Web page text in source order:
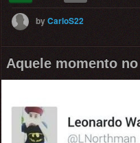
byCarloS22
Aquele momento